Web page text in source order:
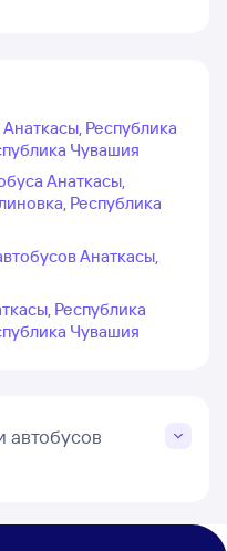
Республика
Чувашия
Анаткасы,
Республика
Анаткасы,
Республика
Чувашия